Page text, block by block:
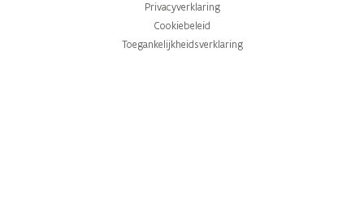
Privacyverklaring
Cookiebeleid
Toegankelijkheidsverklaring